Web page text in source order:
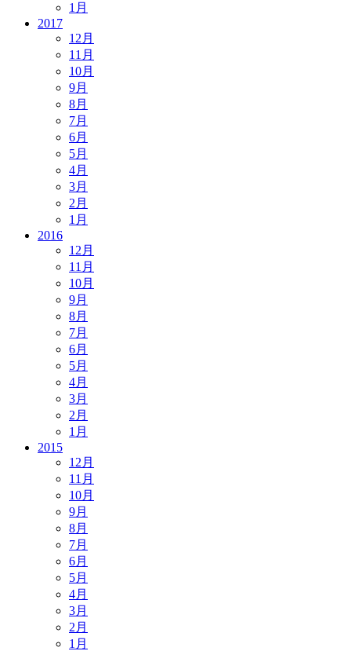
1月
2017
12月
11月
10月
9月
8月
7月
6月
5月
4月
3月
2月
1月
2016
12月
11月
10月
9月
8月
7月
6月
5月
4月
3月
2月
1月
2015
12月
11月
10月
9月
8月
7月
6月
5月
4月
3月
2月
1月